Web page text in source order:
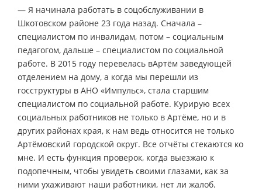
— Я начинала работать в соцобслуживании в
Шкотовском районе 23 года назад. Сначала –
специалистом по инвалидам, потом – социальным
педагогом, дальше – специалистом по социальной
работе. В 2015 году перевелась вАртём заведующей
отделением на дому, а когда мы перешли из
госструктуры в АНО «Импульс», стала старшим
специалистом по социальной работе. Курирую всех
социальных работников не только в Артёме, но и в
других районах края, к нам ведь относится не только
Артёмовский городской округ. Все отчёты стекаются ко
мне. И есть функция проверок, когда выезжаю к
подопечным, чтобы увидеть своими глазами, как за
ними ухаживают наши работники, нет ли жалоб.